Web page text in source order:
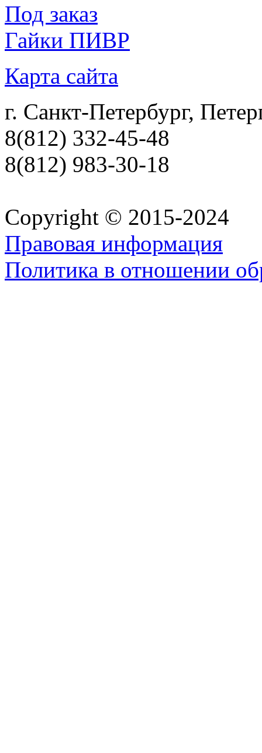
Под заказ
Гайки ПИВР
Карта сайта
г. Санкт-Петербург,
8(812) 332-45-48
8(812) 983-30-18
Copyright © 2015-2024
Правовая информация
Политика в отношении